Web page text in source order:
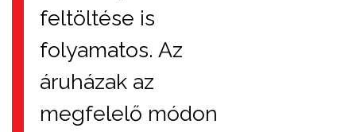
feltöltése is
folyamatos. Az
áruházak az
megfelelő módon